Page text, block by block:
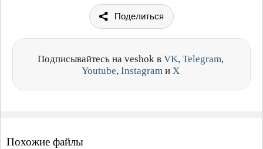
Поделиться
Подписывайтесь на veshok в VK, Telegram,
Youtube, Instagram и X
Похожие файлы